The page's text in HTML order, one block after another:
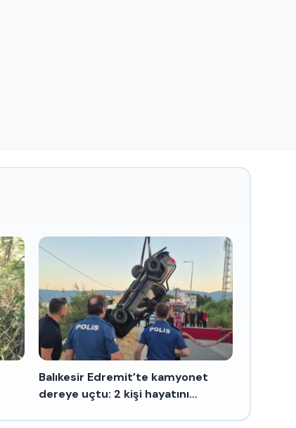
Balıkesir Edremit’te kamyonet
dereye uçtu: 2 kişi hayatını